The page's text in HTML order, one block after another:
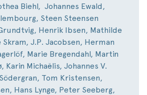
Biehl, Johannes Ewald,
Steen Steensen
Henrik Ibsen, Mathilde
Skram, J.P. Jacobsen, Herman
Marie Bregendahl, Martin
Karin Michaëlis, Johannes V.
Tom Kristensen,
Hans Lynge, Peter Seeberg,